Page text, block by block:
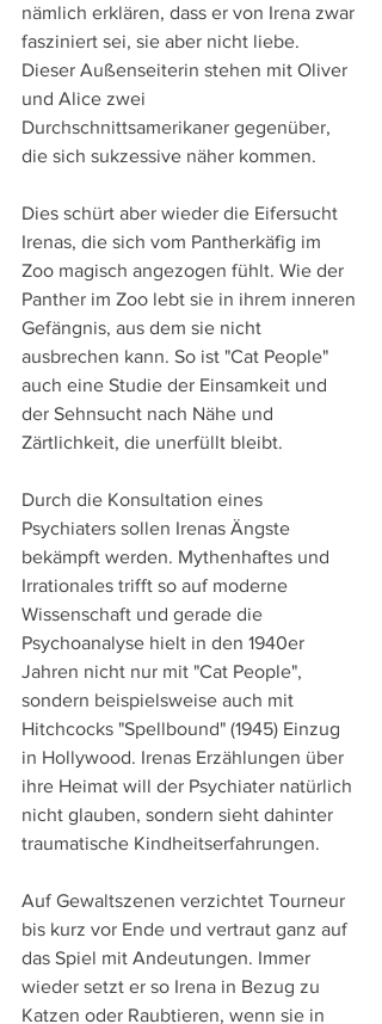
nämlich erklären, dass er von Irena zwar
fasziniert sei, sie aber nicht liebe.
Dieser Außenseiterin stehen mit Oliver
und Alice zwei
Durchschnittsamerikaner gegenüber,
die sich sukzessive näher kommen.
Dies schürt aber wieder die Eifersucht
Irenas, die sich vom Pantherkäfig im
Zoo magisch angezogen fühlt. Wie der
Panther im Zoo lebt sie in ihrem inneren
Gefängnis, aus dem sie nicht
ausbrechen kann. So ist "Cat People"
auch eine Studie der Einsamkeit und
der Sehnsucht nach Nähe und
Zärtlichkeit, die unerfüllt bleibt.
Durch die Konsultation eines
Psychiaters sollen Irenas Ängste
bekämpft werden. Mythenhaftes und
Irrationales trifft so auf moderne
Wissenschaft und gerade die
Psychoanalyse hielt in den 1940er
Jahren nicht nur mit "Cat People",
sondern beispielsweise auch mit
Hitchcocks "Spellbound" (1945) Einzug
in Hollywood. Irenas Erzählungen über
ihre Heimat will der Psychiater natürlich
nicht glauben, sondern sieht dahinter
traumatische Kindheitserfahrungen.
Auf Gewaltszenen verzichtet Tourneur
bis kurz vor Ende und vertraut ganz auf
das Spiel mit Andeutungen. Immer
wieder setzt er so Irena in Bezug zu
Katzen oder Raubtieren, wenn sie in